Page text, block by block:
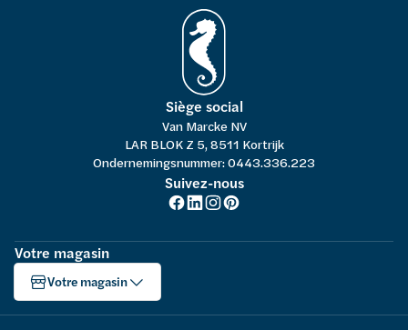
Siège social
Van Marcke NV
LAR BLOK Z 5, 8511 Kortrijk
Ondernemingsnummer: 0443.336.223
Suivez-nous
Votre magasin
Votre magasin